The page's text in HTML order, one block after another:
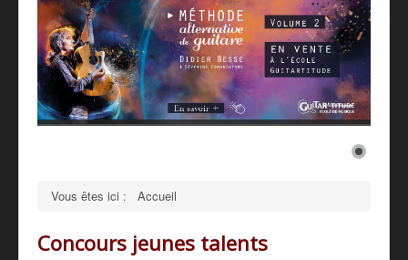
L’ÉCOLE
ACTIVITÉS
MÉTHODE
PROFS
TARIFS - BOUTIQUE
Vous êtes ici : Accueil
Concours jeunes talents